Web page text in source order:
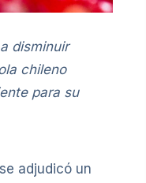
disminuir
chileno
para su
adjudicó un